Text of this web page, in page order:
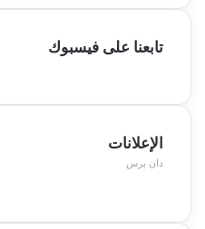
تابعنا على فيسبوك
الإعلانات
دان برس